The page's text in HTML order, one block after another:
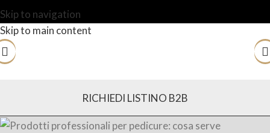
Skip to navigation
Skip to main content
RICHIEDI LISTINO B2B